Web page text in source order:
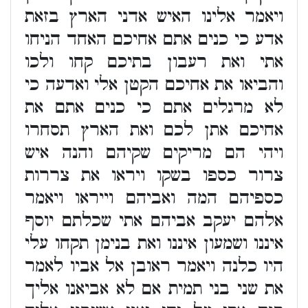
ויאמר אלינו האיש אדני הארץ בזאת
אדע כי כנים אתם אחיכם האחד הניחו
אתי ואת רעבון בתיכם קחו ולכו
והביאו את אחיכם הקטן אלי ואדעה כי
לא מרגלים אתם כי כנים אתם את
אחיכם אתן לכם ואת הארץ תסחרו
ויהי הם מריקים שקיהם והנה איש
צרור כספו בשקו ויראו את צררות
כספיהם המה ואביהם וייראו ויאמר
אלהם יעקב אביהם אתי שכלתם יוסף
איננו ושמעון איננו ואת בנימן תקחו עלי
היו כלנה ויאמר ראובן אל אביו לאמר
את שני בני תמית אם לא אביאנו אליך